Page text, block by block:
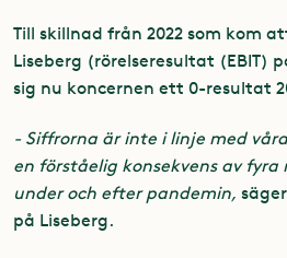
Till skillnad från 2022 som kom
Liseberg (rörelseresultat (EBIT)
sig nu koncernen ett 0-resultat
- Siffrorna är inte i linje med
en förståelig konsekvens av
under och efter pandemin,
på Liseberg.